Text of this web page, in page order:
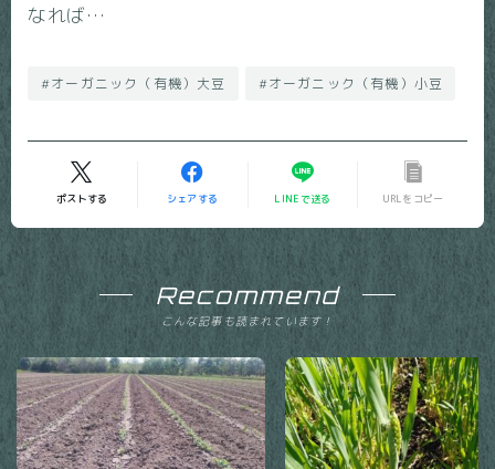
なれば…
#オーガニック（有機）大豆 #オーガニック（有機）小豆
ポストする シェアする LINEで送る URLをコピー
Recommend
こんな記事も読まれています！